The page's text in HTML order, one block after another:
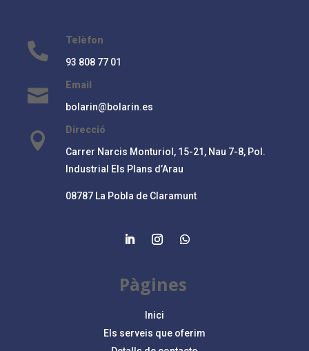

Telèfon
93 808 77 01

Email
bolarin@bolarin.es

Direcció
Carrer Narcis Monturiol, 15-21, Nau 7-8, Pol.
Industrial Els Plans d’Arau
08787 La Pobla de Claramunt
Pàgines
Inici
Els serveis que oferim